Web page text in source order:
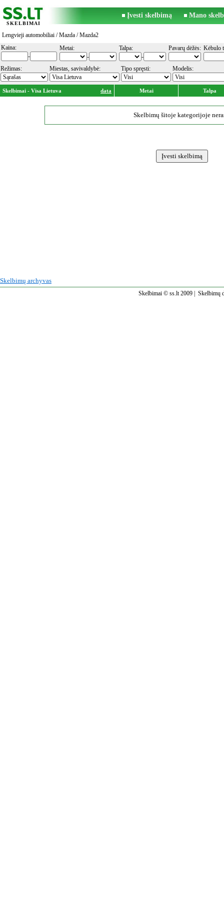
SKELBIMAI
Įvesti skelbimą Mano
Lengvieji automobiliai /Mazda / Mazda2
Kaina:
-
Metai:
-
Talpa:
-
Pavarų dėžės: Kėbulo
Režimas: Miestas, savivaldybė: Tipo spręsti: Modelis:
Skelbimai - Visa Lietuva data Metai Talpa
Skelbimų šitoje kategorijoje
Skelbimų archyvas
Skelbimai © ss.lt 2009 | Skelbimų